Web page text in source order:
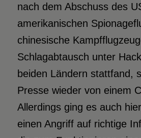
nach dem Abschuss des
amerikanischen
chinesische
Schlagabtausch unter
beiden Ländern stattfand,
Presse wieder von einem
Allerdings ging es auch
einen Angriff auf richtige